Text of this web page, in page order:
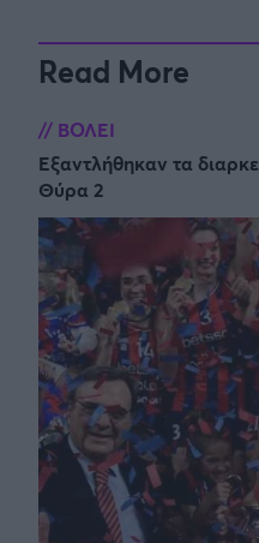
Read More
ΒΟΛΕΙ
Εξαντλήθηκαν τα
Θύρα 2